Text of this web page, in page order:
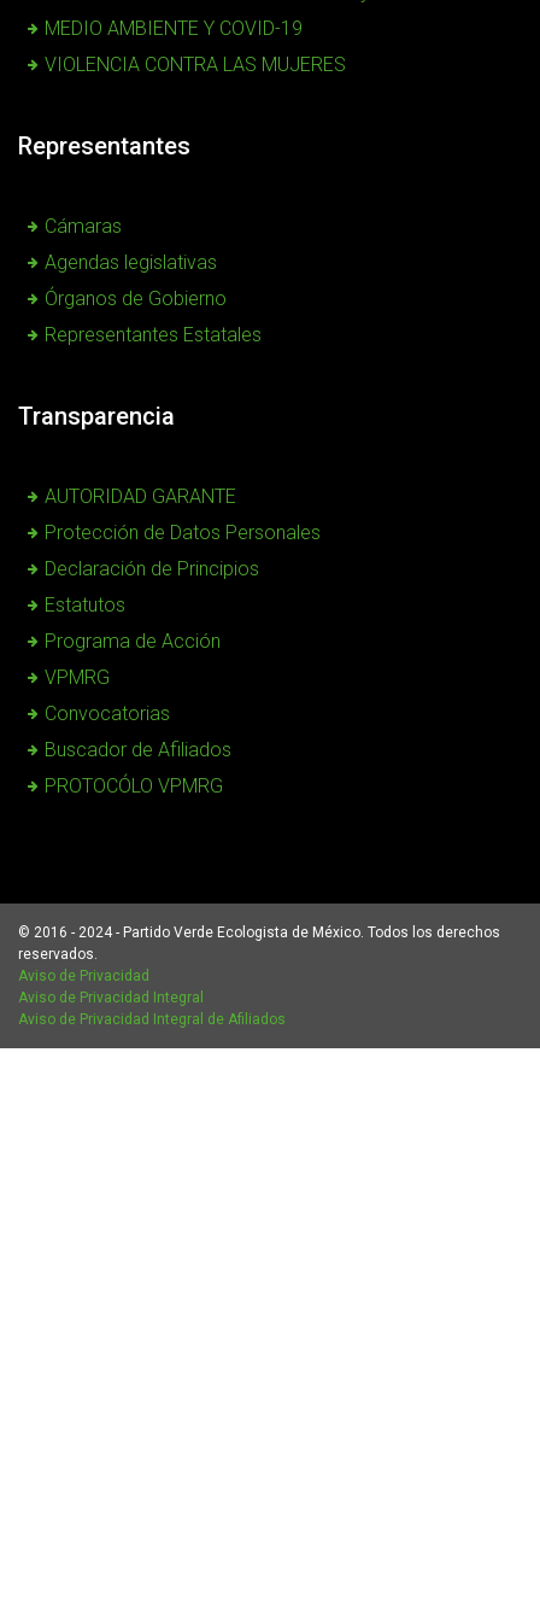
MEDIO AMBIENTE Y COVID-19
VIOLENCIA CONTRA LAS MUJERES
Representantes
Cámaras
Agendas legislativas
Órganos de Gobierno
Representantes Estatales
Transparencia
AUTORIDAD GARANTE
Protección de Datos Personales
Declaración de Principios
Estatutos
Programa de Acción
VPMRG
Convocatorias
Buscador de Afiliados
PROTOCÓLO VPMRG
© 2016 - 2024 - Partido Verde Ecologista de México. Todos los derechos
reservados.
Aviso de Privacidad
Aviso de Privacidad Integral
Aviso de Privacidad Integral de Afiliados